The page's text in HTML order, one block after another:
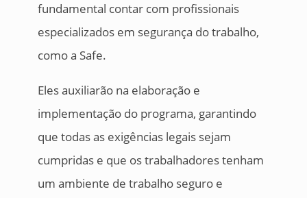
fundamental contar com profissionais
especializados em segurança do trabalho,
como a Safe.
Eles auxiliarão na elaboração e
implementação do programa, garantindo
que todas as exigências legais sejam
cumpridas e que os trabalhadores tenham
um ambiente de trabalho seguro e